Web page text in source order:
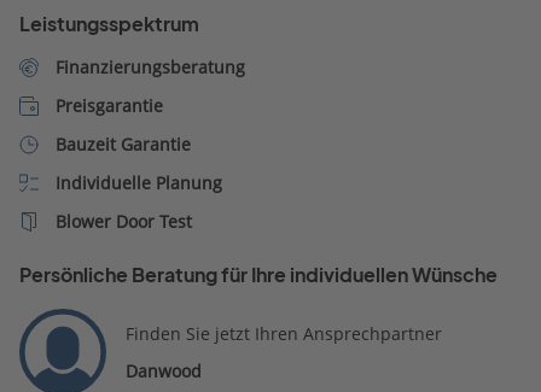
Leistungsspektrum
Finanzierungsberatung
Preisgarantie
Bauzeit Garantie
Individuelle Planung
Blower Door Test
Persönliche Beratung für Ihre individuellen Wünsche
Finden Sie jetzt Ihren Ansprechpartner
Danwood